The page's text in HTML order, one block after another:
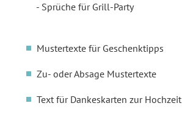
Sprüche für Grill-Party
Mustertexte für Geschenktipps
Zu- oder Absage Mustertexte
Text für Dankeskarten zur Hochzeit